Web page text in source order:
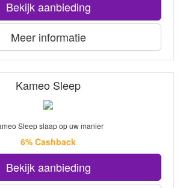
Bekijk aanbieding
Meer informatie
Kameo Sleep
Sleep slaap op uw manier
6% Cashback
Bekijk aanbieding